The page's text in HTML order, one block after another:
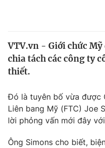
Thế giới
Thế giới đó đây
Câu chuyện quốc tế
Kinh tế
Tài chính
Thị trường
Dữ liệu và đời sống
VTV.vn - Giới chức
chia tách các công ty
thiết.
Đó là tuyên bố vừa được
Liên bang Mỹ (FTC) Joe
lời phỏng vấn mới đây
Ông Simons cho biết,